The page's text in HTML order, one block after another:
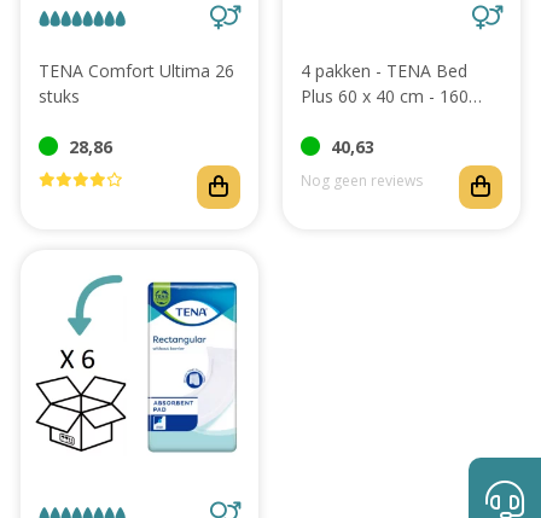
TENA Comfort Ultima 26
stuks
28,86
4 pakken - TENA Bed
Plus 60 x 40 cm - 160
40,63
Nog geen reviews